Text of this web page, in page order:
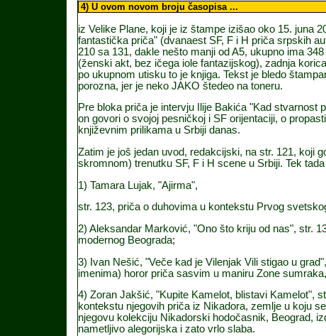
4) U ovom novom broju časopisa ...
iz Velike Plane, koji je iz štampe izišao oko 15. juna
fantastička priča" (dvanaest SF, F i H priča srpskih
210 sa 131, dakle nešto manji od A5, ukupno ima
(ženski akt, bez ičega iole fantazijskog), zadnja
po ukupnom utisku to je knjiga. Tekst je bledo
porozna, jer je neko JAKO štedeo na toneru.
Pre bloka priča je intervju Ilije Bakića "Kad stvarnost
on govori o svojoj pesničkoj i SF orijentaciji, o
književnim prilikama u Srbiji danas.
Zatim je još jedan uvod, redakcijski, na str. 121, koji
skromnom) trenutku SF, F i H scene u Srbiji. Tek
1) Tamara Lujak, "Ajirma",
str. 123, priča o duhovima u kontekstu Prvog
2) Aleksandar Marković, "Ono što kriju od nas", str.
modernog Beograda;
3) Ivan Nešić, "Veče kad je Vilenjak Vili stigao u
imenima) horor priča sasvim u maniru Zone
4) Zoran Jakšić, "Kupite Kamelot, blistavi Kamelot",
kontekstu njegovih priča iz Nikadora, zemlje u koju
njegovu kolekciju Nikadorski hodočasnik, Beograd,
nametljivo alegorijska i zato vrlo slaba.